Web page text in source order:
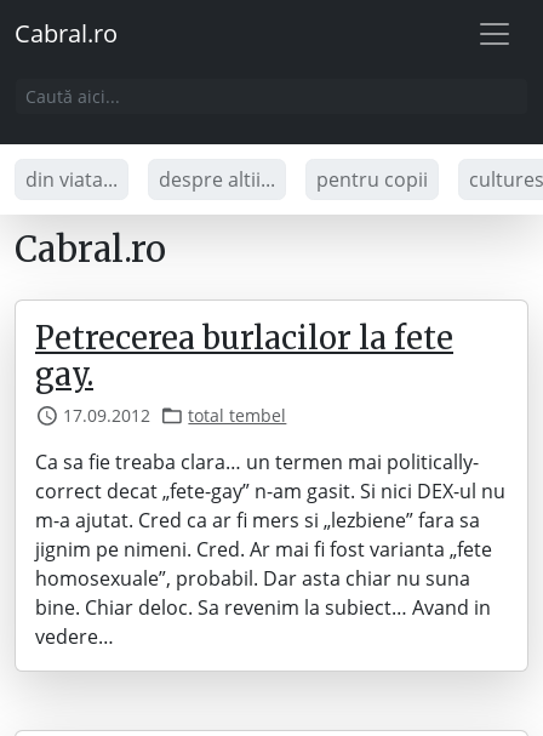
Cabral.ro
din viata... despre altii... pentru copii
Cabral.ro
Petrecerea burlacilor la fete
gay.
17.09.2012 total tembel
Ca sa fie treaba clara… un termen mai politically-
correct decat „fete-gay” n-am gasit. Si nici DEX-ul nu
m-a ajutat. Cred ca ar fi mers si „lezbiene” fara sa
jignim pe nimeni. Cred. Ar mai fi fost varianta „fete
homosexuale”, probabil. Dar asta chiar nu suna
bine. Chiar deloc. Sa revenim la subiect… Avand in
vedere…